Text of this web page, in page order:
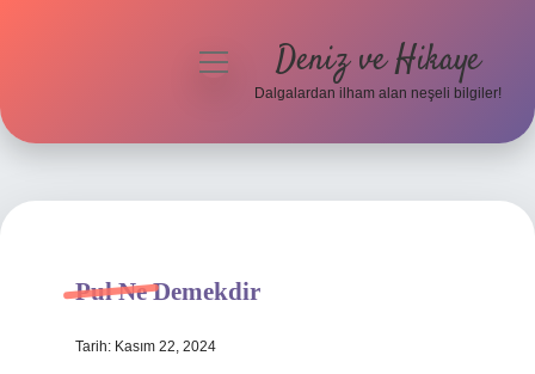
Hakkımızda
menüyü
Deniz ve Hikaye
Dalgalardan ilham alan neşeli bilgiler!
Pul Ne Demekdir
Tarih: Kasım 22, 2024